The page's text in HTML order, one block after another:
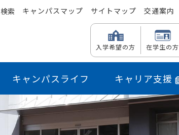
検索 キャンパスマップ サイトマップ 交通案内
入学希望の方 在学生の方
キャンパスライフ キャリア支援